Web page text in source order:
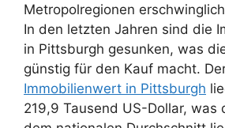
Metropolregionen
In den letzten Jahren sind die
in Pittsburgh gesunken, was
günstig für den Kauf macht.
Immobilienwert in Pittsburgh
219,9 Tausend US-Dollar, was